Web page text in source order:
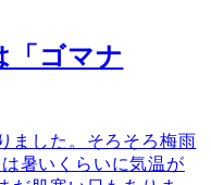
「ゴマナ
ました。そろそろ梅雨
は暑いくらいに気温が